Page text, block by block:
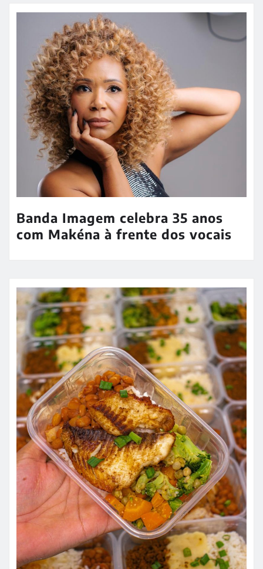
Banda Imagem celebra 35 anos
com Makéna à frente dos vocais